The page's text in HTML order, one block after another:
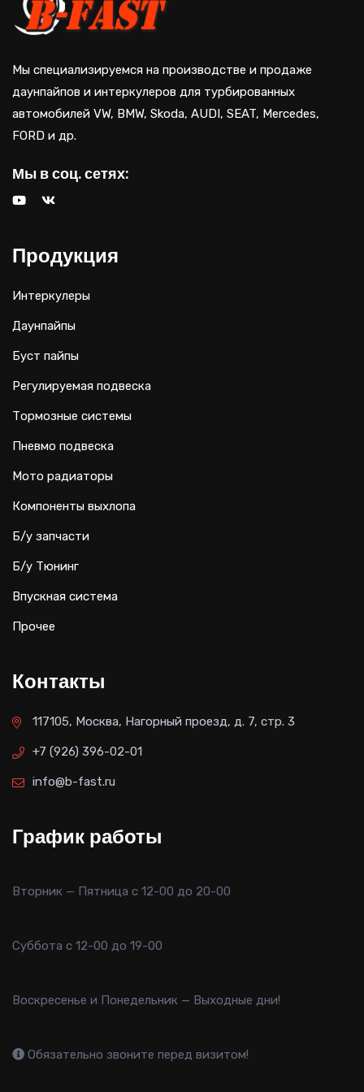
Мы специализируемся на производстве и продаже
даунпайпов и интеркулеров для турбированных
автомобилей VW, BMW, Skoda, AUDI, SEAT, Mercedes,
FORD и др.
Мы в соц. сетях:
Продукция
Интеркулеры
Даунпайпы
Буст пайпы
Регулируемая подвеска
Тормозные системы
Пневмо подвеска
Мото радиаторы
Компоненты выхлопа
Б/у запчасти
Б/у Тюнинг
Впускная система
Прочее
Контакты
117105, Москва, Нагорный проезд, д. 7, стр. 3
+7 (926) 396-02-01
info@b-fast.ru
График работы
Вторник — Пятница с 12-00 до 20-00
Суббота с 12-00 до 19-00
Воскресенье и Понедельник — Выходные дни!
Обязательно звоните перед визитом!